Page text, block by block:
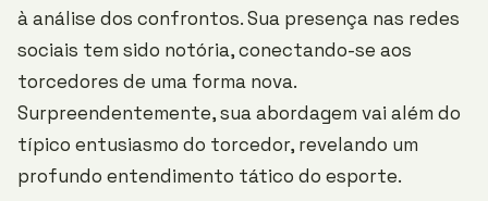
à análise dos confrontos. Sua presença nas redes
sociais tem sido notória, conectando-se aos
torcedores de uma forma nova.
Surpreendentemente, sua abordagem vai além do
típico entusiasmo do torcedor, revelando um
profundo entendimento tático do esporte.